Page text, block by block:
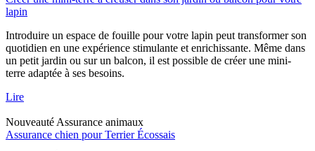
lapin
Introduire un espace de fouille pour votre lapin peut transformer son
quotidien en une expérience stimulante et enrichissante. Même dans
un petit jardin ou sur un balcon, il est possible de créer une mini-
terre adaptée à ses besoins.
Lire
Nouveauté Assurance animaux
Assurance chien pour Terrier Écossais